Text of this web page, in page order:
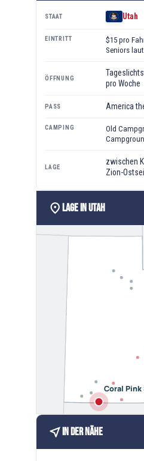
STAAT Utah
EINTRITT
$15 pro
Seniors
ÖFFNUNG
pro Woche
PASS America
CAMPING
Old
LAGE
zwischen
Zion-
location_onLage in Utah
Coral Pink
near_meIn der Nähe